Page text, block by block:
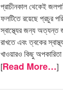
প্রাচীনকাল থেকেই
ফলটিতে রয়েছে প্রচুর
স্বাস্থ্যের জন্য অত্যন্ত
রাখতে এবং ত্বকের
খাওয়ারও কিছু
[Read More…]